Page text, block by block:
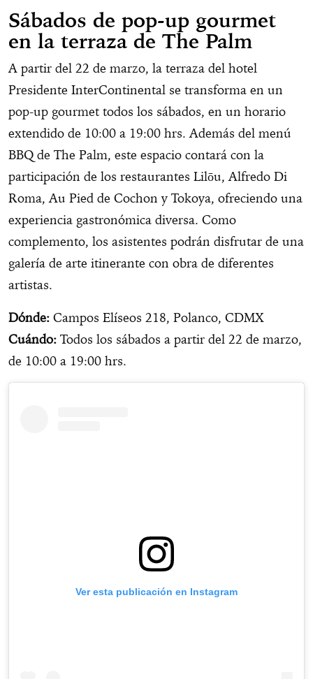
Sábados de pop-up gourmet
en la terraza de The Palm
A partir del 22 de marzo, la terraza del hotel
Presidente InterContinental se transforma en un
pop-up gourmet todos los sábados, en un horario
extendido de 10:00 a 19:00 hrs. Además del menú
BBQ de The Palm, este espacio contará con la
participación de los restaurantes Lilōu, Alfredo Di
Roma, Au Pied de Cochon y Tokoya, ofreciendo una
experiencia gastronómica diversa. Como
complemento, los asistentes podrán disfrutar de una
galería de arte itinerante con obra de diferentes
artistas.
Dónde: Campos Elíseos 218, Polanco, CDMX
Cuándo: Todos los sábados a partir del 22 de marzo,
de 10:00 a 19:00 hrs.
Ver esta publicación en Instagram